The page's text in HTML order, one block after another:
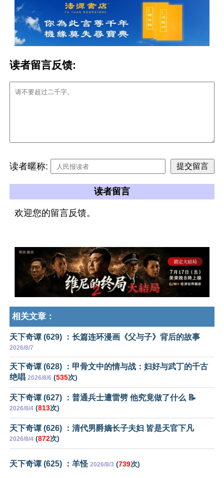
读者留言反馈:
读者暱称:
读者留言
欢迎您的留言反馈。
相关文章：
天下奇谭 (629) ：长篇连环漫画《父与子》背后的故事
2026/8/7
天下奇谭 (628) ：甲骨文中的情与战：妇好与武丁的千古
绝唱 2026/8/6 (535次)
天下奇谭 (627) ：普通兵士遭雷劈 他究竟做了什么 📝
2026/8/4 (813次)
天下奇谭 (626) ：清代男爵嫡长子夫妇 皆是天官下凡
2026/8/4 (872次)
天下奇谭 (625) ：羊怪 2026/8/3 (739次)